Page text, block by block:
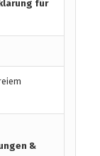
für
&